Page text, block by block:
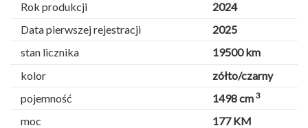
Rok produkcji
2024
Data pierwszej rejestracji
2025
stan licznika
19500 km
kolor
zółto/czarny
pojemność
1498 cm 3
moc
177 KM